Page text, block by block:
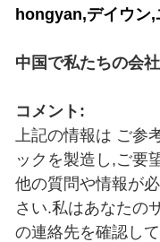
hongyan,デイウン,
中国で私たちの会
コメント:
上記の情報は ご参
ックを製造し,ご要
他の質問や情報が
さい.私はあなたの
の連絡先を確認し